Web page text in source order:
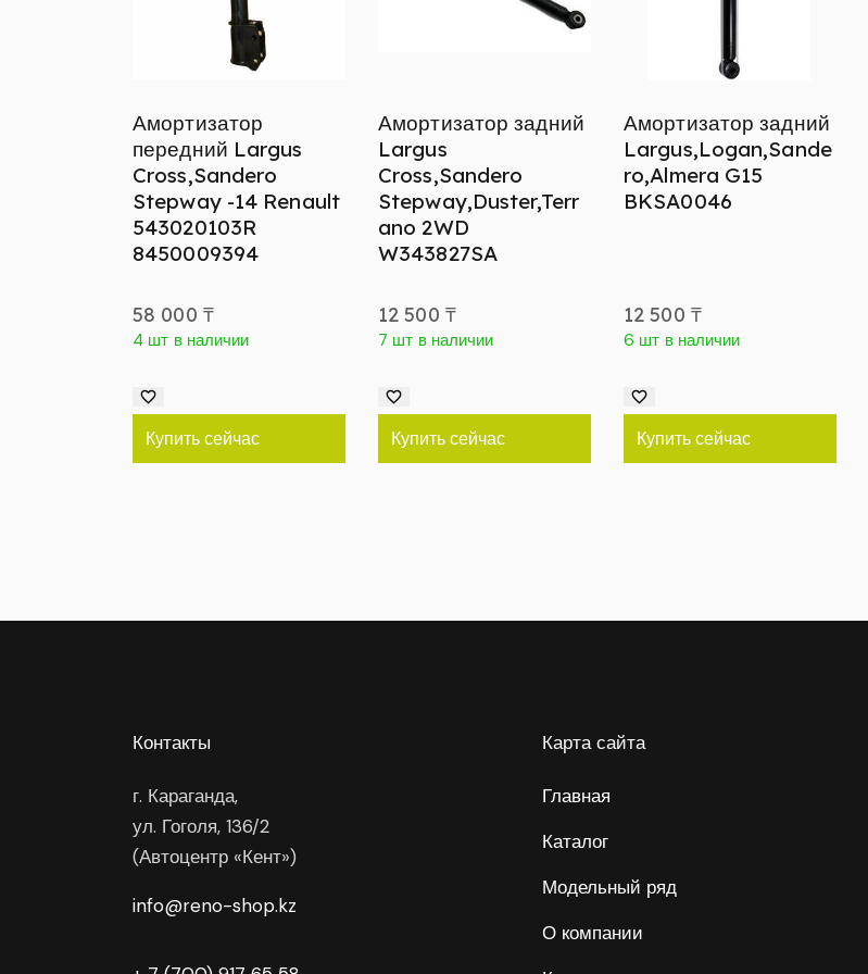
Амортизатор
передний Largus
Cross,Sandero
Stepway -14 Renault
543020103R
8450009394
58 000 ₸
4 шт в наличии
Купить сейчас
Амортизатор задний
Largus
Cross,Sandero
Stepway,Duster,Terr
ano 2WD
W343827SA
12 500 ₸
7 шт в наличии
Купить сейчас
Амортизатор задний
Largus,Logan,Sande
ro,Almera G15
BKSA0046
12 500 ₸
6 шт в наличии
Купить сейчас
Контакты
г. Караганда,
ул. Гоголя, 136/2
(Автоцентр «Кент»)
info@reno-shop.kz
Карта сайта
Главная
Каталог
Модельный ряд
О компании